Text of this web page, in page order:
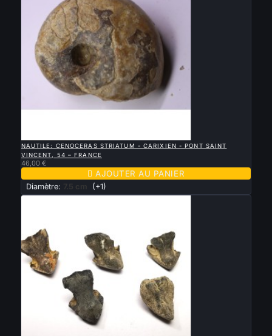
NAUTILE: CENOCERAS STRIATUM - CARIXIEN - PONT SAINT
VINCENT, 54 – FRANCE
46,00 €
 AJOUTER AU PANIER
Diamètre: 7.5 cm (+1)